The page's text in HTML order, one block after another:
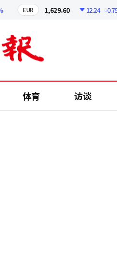
EUR 1,629.60 12.24 -0.75%
体育 访谈